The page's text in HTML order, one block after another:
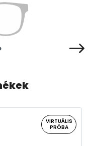
VIRTUÁLIS
PRÓBA